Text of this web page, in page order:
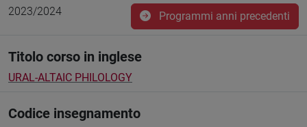
2023/2024 Programmi anni precedenti
Titolo corso in inglese
URAL-ALTAIC PHILOLOGY
Codice insegnamento